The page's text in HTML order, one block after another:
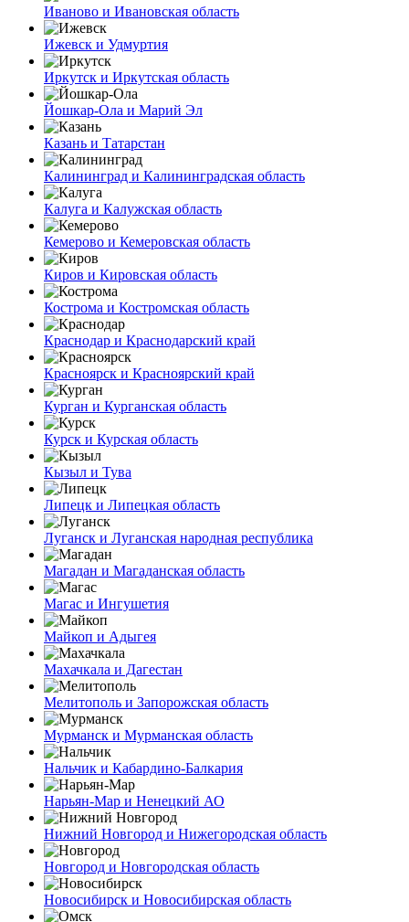
Иваново и Ивановская область
Ижевск и Удмуртия
Иркутск и Иркутская область
Йошкар-Ола и Марий Эл
Казань и Татарстан
Калининград и Калининградская область
Калуга и Калужская область
Кемерово и Кемеровская область
Киров и Кировская область
Кострома и Костромская область
Краснодар и Краснодарский край
Красноярск и Красноярский край
Курган и Курганская область
Курск и Курская область
Кызыл и Тува
Липецк и Липецкая область
Луганск и Луганская народная республика
Магадан и Магаданская область
Магас и Ингушетия
Майкоп и Адыгея
Махачкала и Дагестан
Мелитополь и Запорожская область
Мурманск и Мурманская область
Нальчик и Кабардино-Балкария
Нарьян-Мар и Ненецкий АО
Нижний Новгород и Нижегородская область
Новгород и Новгородская область
Новосибирск и Новосибирская область